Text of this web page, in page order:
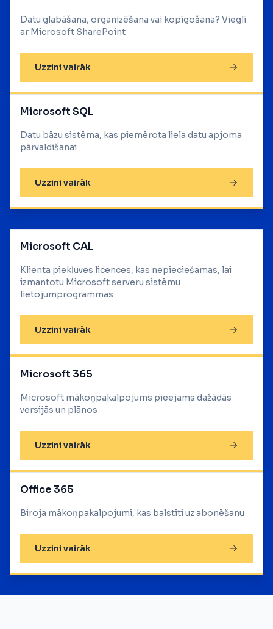
Datu glabāšana, organizēšana vai kopīgošana? Viegli
ar Microsoft SharePoint
Uzzini vairāk
Microsoft SQL
Datu bāzu sistēma, kas piemērota liela datu apjoma
pārvaldīšanai
Uzzini vairāk
Microsoft CAL
Klienta piekļuves licences, kas nepieciešamas, lai
izmantotu Microsoft serveru sistēmu
lietojumprogrammas
Uzzini vairāk
Microsoft 365
Microsoft mākoņpakalpojums pieejams dažādās
versijās un plānos
Uzzini vairāk
Office 365
Biroja mākoņpakalpojumi, kas balstīti uz abonēšanu
Uzzini vairāk